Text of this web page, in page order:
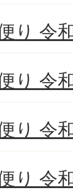
り 令
り 令
り 令
り 令